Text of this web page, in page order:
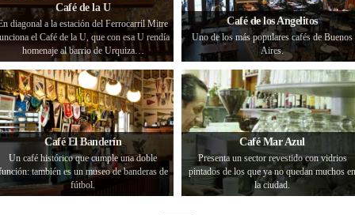
Café de la U
diagonal a la estación del Ferrocarril Mitre
el Café de la U, que con esa U rendía
homenaje al barrio de Urquiza…
Café de los Angelitos
Uno de los más populares cafés de Buenos
Aires.
Café El Banderín
Un café histórico que cumple una doble
también es un museo de banderas de
fútbol.
Café Mar Azul
Presenta un sector revestido con vidrios
pintados de los que ya no quedan muchos en
la ciudad.